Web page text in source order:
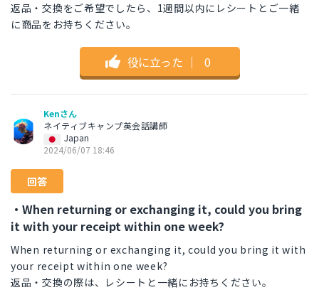
返品・交換をご希望でしたら、1週間以内にレシートとご一緒
に商品をお持ちください。
役に立った ｜ 0
Kenさん
ネイティブキャンプ英会話講師
Japan
2024/06/07 18:46
回答
・When returning or exchanging it, could you bring
it with your receipt within one week?
When returning or exchanging it, could you bring it with
your receipt within one week?
返品・交換の際は、レシートと一緒にお持ちください。